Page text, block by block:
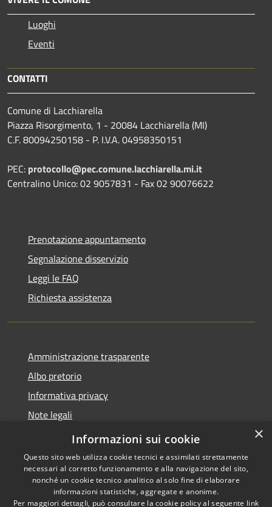
Luoghi
Eventi
CONTATTI
Comune di Lacchiarella
Piazza Risorgimento, 1 - 20084 Lacchiarella (MI)
C.F. 80094250158 - P. I.V.A. 04958350151
PEC: protocollo@pec.comune.lacchiarella.mi.it
Centralino Unico: 02 9057831 - Fax 02 90076622
Prenotazione appuntamento
Segnalazione disservizio
Leggi le FAQ
Richiesta assistenza
Amministrazione trasparente
Albo pretorio
Informativa privacy
Note legali
Dichiarazione di accessibilità
Copyright © 2026 • Comune di
×
Informazioni sui cookie
Questo sito web utilizza cookie tecnici e assimilati strettamente
necessari al corretto funzionamento e alla navigazione del sito,
nonché un cookie tecnico analitico al solo fine di elaborare
informazioni statistiche, aggregate e anonime.
Per maggiori dettagli, può consultare la cookie policy al seguente link